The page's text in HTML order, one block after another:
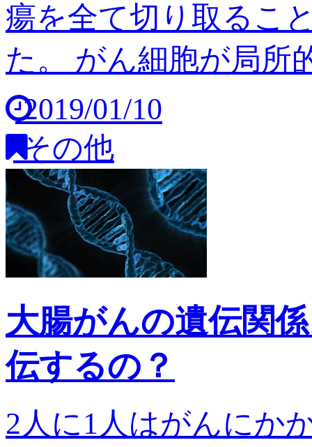
瘍を全て切り取るこ
た。 がん細胞が局所
2019/01/10
その他
大腸がんの遺伝関
伝するの？
2人に1人はがんにか